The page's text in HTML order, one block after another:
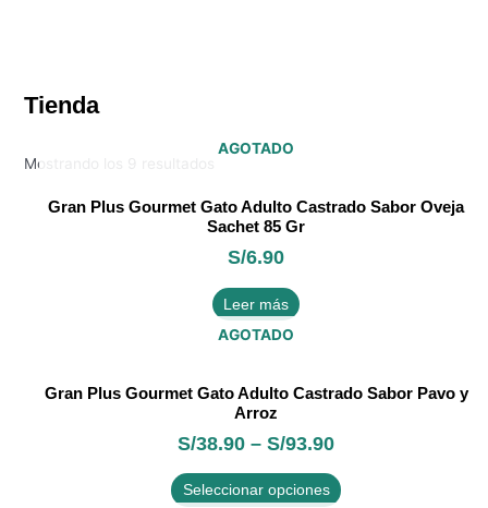
Tienda
Mostrando los 9 resultados
AGOTADO
Gran Plus Gourmet Gato Adulto Castrado Sabor Oveja
Sachet 85 Gr
S/6.90
Leer más
AGOTADO
Gran Plus Gourmet Gato Adulto Castrado Sabor Pavo y
Arroz
S/38.90 –S/93.90
Seleccionar opciones
producto
múltiples
variantes.
Las